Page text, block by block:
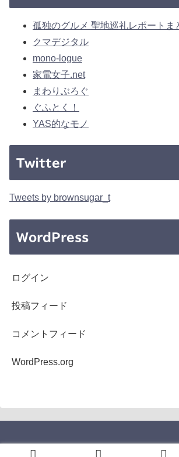
孤独のグルメ 聖地巡礼レポートま
クマデジタル
mono-logue
家電女子.net
まわりぶろぐ
ぐふとく！
YAS的なモノ
Twitter
Tweets by brownsugar_t
WordPress
ログイン
投稿フィード
コメントフィード
WordPress.org